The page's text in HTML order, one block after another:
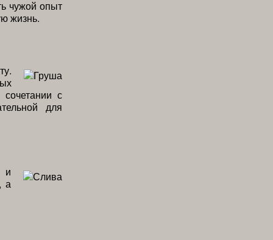
чужой опыт
жизнь.
с
для
и
а